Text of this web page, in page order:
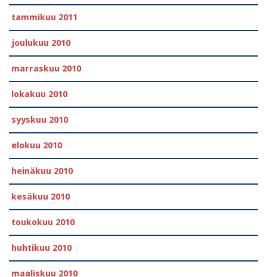
tammikuu 2011
joulukuu 2010
marraskuu 2010
lokakuu 2010
syyskuu 2010
elokuu 2010
heinäkuu 2010
kesäkuu 2010
toukokuu 2010
huhtikuu 2010
maaliskuu 2010